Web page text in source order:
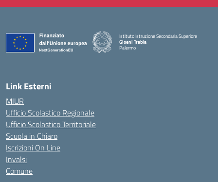
Istituto Istruzione Secondaria Superiore
Gioeni Trabia
Palermo
Link Esterni
MIUR
Ufficio Scolastico Regionale
Ufficio Scolastico Territoriale
Scuola in Chiaro
Iscrizioni On Line
Invalsi
Comune